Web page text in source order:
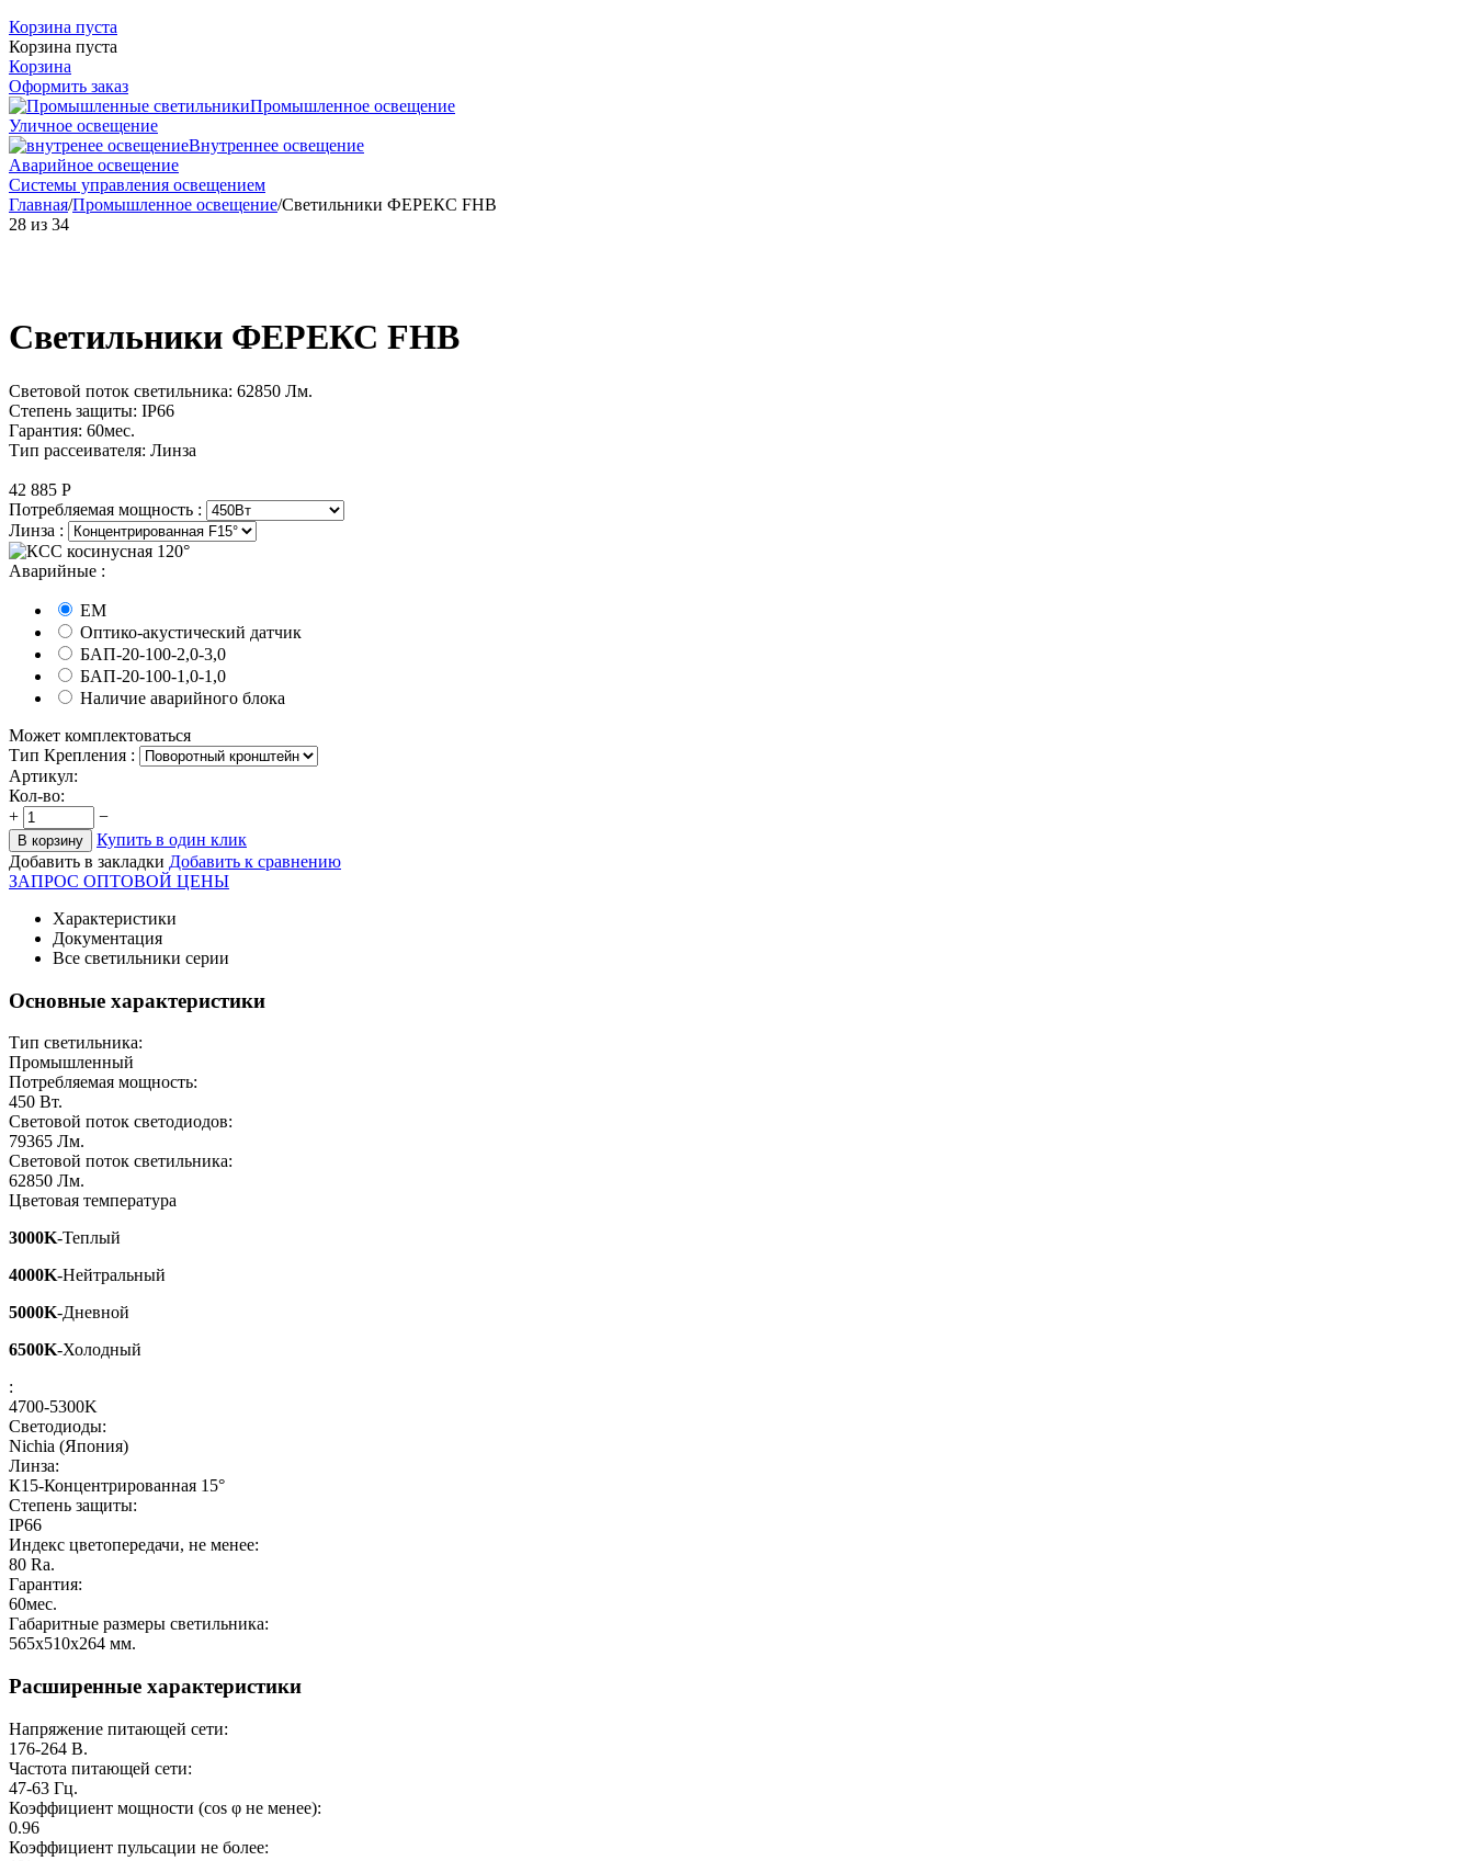
Корзина пуста
Корзина пуста
Корзина
Оформить заказ
Промышленное освещение
Уличное освещение
Внутреннее освещение
Аварийное освещение
Системы управления освещением
Главная/Промышленное освещение/Светильники ФЕРЕКС FHB
28 из 34
Светильники ФЕРЕКС FHB
Световой поток светильника: 62850 Лм.
Степень защиты: IP66
Гарантия: 60мес.
Тип рассеивателя: Линза
42 885 Р
Потребляемая мощность :
Линза :
Аварийные :
EM
Оптико-акустический датчик
БАП-20-100-2,0-3,0
БАП-20-100-1,0-1,0
Наличие аварийного блока
Может комплектоваться
Тип Крепления :
Артикул:
Кол-во:
+
−
В корзину
Купить в один клик
Добавить в закладки Добавить к сравнению
ЗАПРОС ОПТОВОЙ ЦЕНЫ
Характеристики
Документация
Все светильники серии
Основные характеристики
Тип светильника:
Промышленный
Потребляемая мощность:
450 Вт.
Световой поток светодиодов:
79365 Лм.
Световой поток светильника:
62850 Лм.
Цветовая температура
3000K-Теплый
4000K-Нейтральный
5000K-Дневной
6500K-Холодный
:
4700-5300K
Светодиоды:
Nichia (Япония)
Линза:
К15-Концентрированная 15°
Степень защиты:
IP66
Индекс цветопередачи, не менее:
80 Ra.
Гарантия:
60мес.
Габаритные размеры светильника:
565х510x264 мм.
Расширенные характеристики
Напряжение питающей сети:
176-264 В.
Частота питающей сети:
47-63 Гц.
Коэффициент мощности (cos φ не менее):
0.96
Коэффициент пульсации не более: